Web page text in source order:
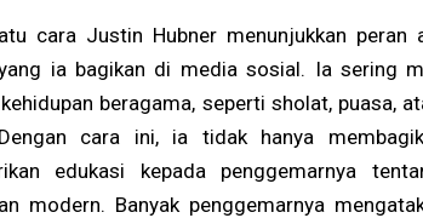
cara Justin Hubner menunjukkan peran
ia bagikan di media sosial. Ia sering
beragama, seperti sholat, puasa,
cara ini, ia tidak hanya
edukasi kepada penggemarnya
modern. Banyak penggemarnya